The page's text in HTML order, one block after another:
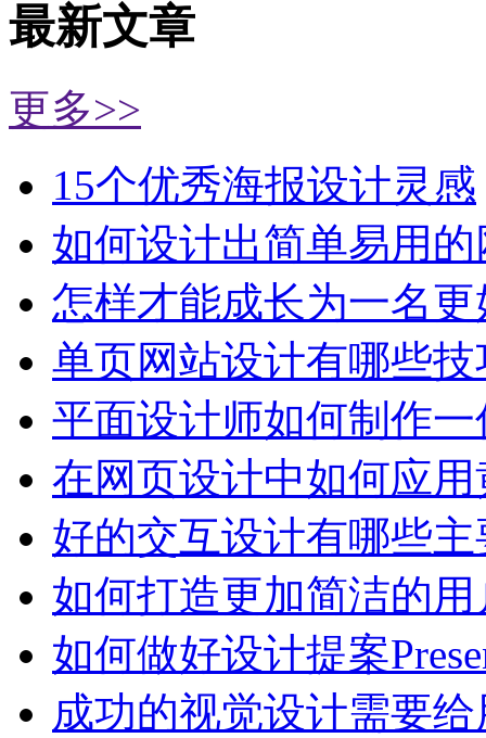
最新文章
更多>>
15个优秀海报设计灵感
如何设计出简单易用的
怎样才能成长为一名更
单页网站设计有哪些技
平面设计师如何制作一
在网页设计中如何应用
好的交互设计有哪些主
如何打造更加简洁的用
如何做好设计提案
成功的视觉设计需要给